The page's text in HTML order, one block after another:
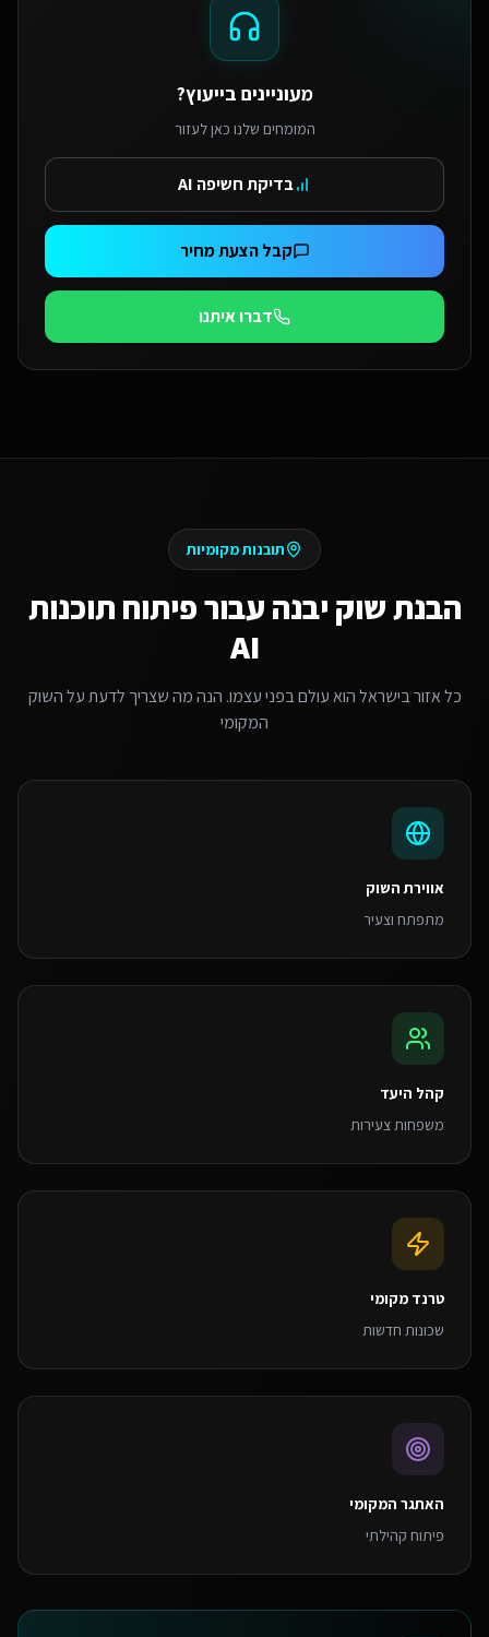
מעוניינים בייעוץ?
המומחים שלנו כאן לעזור
בדיקת חשיפה AI
קבל הצעת מחיר
דברו איתנו
תובנות מקומיות
הבנת שוק יבנה עבורפיתוח תוכנות
AI
כל אזור בישראל הוא עולם בפני עצמו. הנה מה שצריך לדעת על השוק
המקומי
אווירת השוק
מתפתח וצעיר
קהל היעד
משפחות צעירות
טרנד מקומי
שכונות חדשות
האתגר המקומי
פיתוח קהילתי